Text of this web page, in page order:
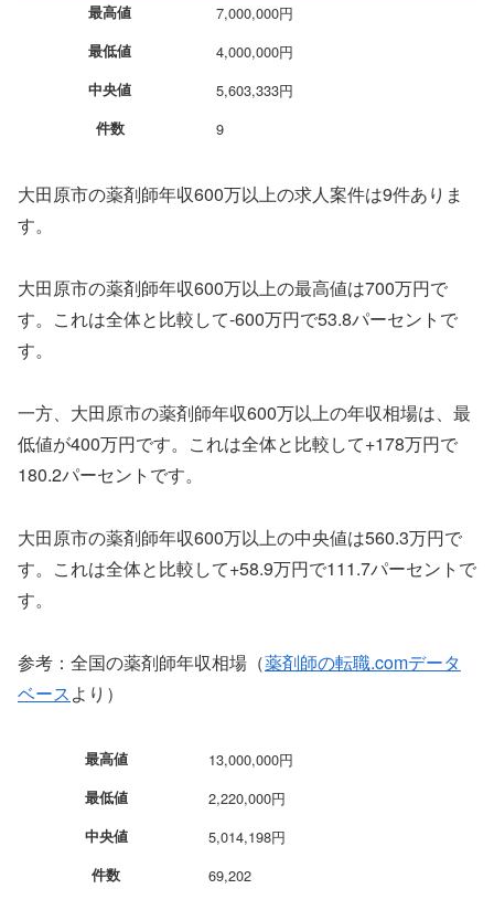
最高値
7,000,000円
最低値 4,000,000円
中央値 5,603,333円
件数 9
大田原市の薬剤師年収600万以上の求人案件は9件ありま
す。
大田原市の薬剤師年収600万以上の最高値は700万円で
す。これは全体と比較して-600万円で53.8パーセントで
す。
一方、大田原市の薬剤師年収600万以上の年収相場は、最
低値が400万円です。これは全体と比較して+178万円で
180.2パーセントです。
大田原市の薬剤師年収600万以上の中央値は560.3万円で
す。これは全体と比較して+58.9万円で111.7パーセントで
す。
参考：全国の薬剤師年収相場（薬剤師の転職.comデータ
ベースより）
最高値 13,000,000円
最低値 2,220,000円
中央値 5,014,198円
件数 69,202